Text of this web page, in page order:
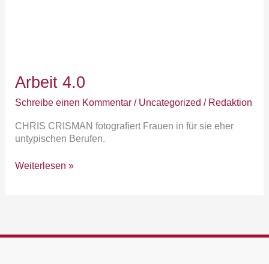
Arbeit 4.0
Schreibe einen Kommentar / Uncategorized / Redaktion
CHRIS CRISMAN fotografiert Frauen in für sie eher
untypischen Berufen.
Weiterlesen »